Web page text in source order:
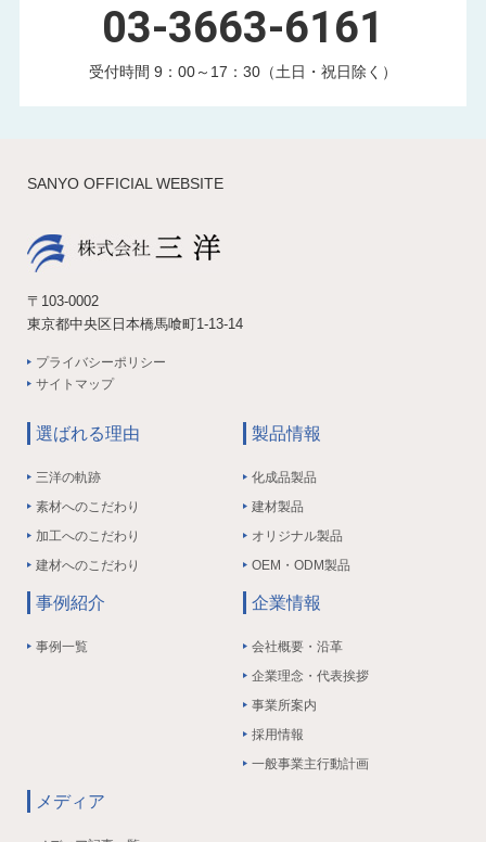
03-3663-6161
受付時間 9：00～17：30（土日・祝日除く）
SANYO OFFICIAL WEBSITE
〒103-0002
東京都中央区日本橋馬喰町1-13-14
プライバシーポリシー
サイトマップ
選ばれる理由
三洋の軌跡
素材へのこだわり
加工へのこだわり
建材へのこだわり
製品情報
化成品製品
建材製品
オリジナル製品
OEM・ODM製品
事例紹介
事例一覧
企業情報
会社概要・沿革
企業理念・代表挨拶
事業所案内
採用情報
一般事業主行動計画
メディア